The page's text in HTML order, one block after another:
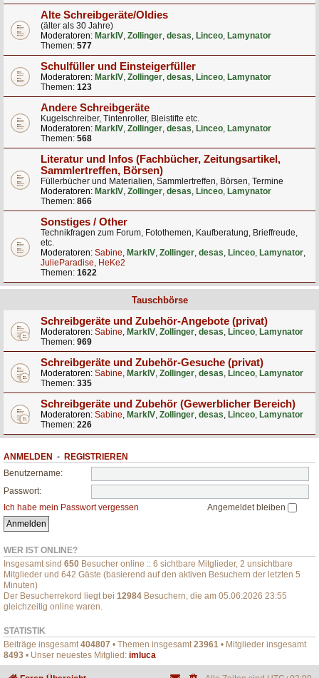
Alte Schreibgeräte/Oldies
(älter als 30 Jahre)
Moderatoren: MarkIV, Zollinger, desas, Linceo, Lamynator
Themen: 577
Schulfüller und Einsteigerfüller
Moderatoren: MarkIV, Zollinger, desas, Linceo, Lamynator
Themen: 123
Andere Schreibgeräte
Kugelschreiber, Tintenroller, Bleistifte etc.
Moderatoren: MarkIV, Zollinger, desas, Linceo, Lamynator
Themen: 568
Literatur und Infos (Fachbücher, Zeitungsartikel,
Sammlertreffen, Börsen)
Füllerbücher und Materialien, Sammlertreffen, Börsen, Termine
Moderatoren: MarkIV, Zollinger, desas, Linceo, Lamynator
Themen: 866
Sonstiges / Other
Technikfragen zum Forum, Fotothemen, Kaufberatung, Brieffreude,
etc.
Moderatoren: Sabine, MarkIV, Zollinger, desas, Linceo, Lamynator,
JulieParadise, HeKe2
Themen: 1622
Tauschbörse
Schreibgeräte und Zubehör-Angebote (privat)
Moderatoren: Sabine, MarkIV, Zollinger, desas, Linceo, Lamynator
Themen: 969
Schreibgeräte und Zubehör-Gesuche (privat)
Moderatoren: Sabine, MarkIV, Zollinger, desas, Linceo, Lamynator
Themen: 335
Schreibgeräte und Zubehör (Gewerblicher Bereich)
Moderatoren: Sabine, MarkIV, Zollinger, desas, Linceo, Lamynator
Themen: 226
ANMELDEN • REGISTRIEREN
Benutzername:
Passwort:
Ich habe mein Passwort vergessen
Angemeldet bleiben
WER IST ONLINE?
Insgesamt sind 650 Besucher online :: 6 sichtbare Mitglieder, 2 unsichtbare
Mitglieder und 642 Gäste (basierend auf den aktiven Besuchern der letzten 5
Minuten)
Der Besucherrekord liegt bei 12984 Besuchern, die am 05.06.2026 23:55
gleichzeitig online waren.
STATISTIK
Beiträge insgesamt404807 • Themen insgesamt23961 • Mitglieder insgesamt
8493 • Unser neuestes Mitglied: imluca